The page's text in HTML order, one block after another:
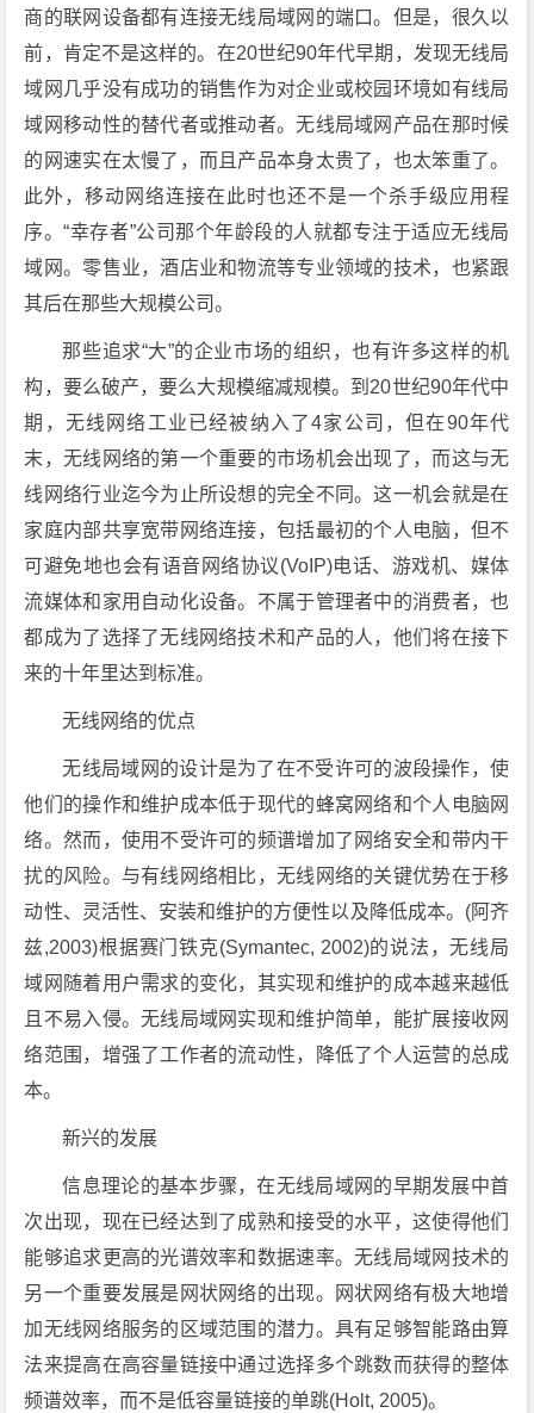
商的联网设备都有连接无线局域网的端口。但是，很久以
前，肯定不是这样的。在20世纪90年代早期，发现无线局
域网几乎没有成功的销售作为对企业或校园环境如有线局
域网移动性的替代者或推动者。无线局域网产品在那时候
的网速实在太慢了，而且产品本身太贵了，也太笨重了。
此外，移动网络连接在此时也还不是一个杀手级应用程
序。“幸存者”公司那个年龄段的人就都专注于适应无线局
域网。零售业，酒店业和物流等专业领域的技术，也紧跟
其后在那些大规模公司。
那些追求“大”的企业市场的组织，也有许多这样的机
构，要么破产，要么大规模缩减规模。到20世纪90年代中
期，无线网络工业已经被纳入了4家公司，但在90年代
末，无线网络的第一个重要的市场机会出现了，而这与无
线网络行业迄今为止所设想的完全不同。这一机会就是在
家庭内部共享宽带网络连接，包括最初的个人电脑，但不
可避免地也会有语音网络协议(VoIP)电话、游戏机、媒体
流媒体和家用自动化设备。不属于管理者中的消费者，也
都成为了选择了无线网络技术和产品的人，他们将在接下
来的十年里达到标准。
无线网络的优点
无线局域网的设计是为了在不受许可的波段操作，使
他们的操作和维护成本低于现代的蜂窝网络和个人电脑网
络。然而，使用不受许可的频谱增加了网络安全和带内干
扰的风险。与有线网络相比，无线网络的关键优势在于移
动性、灵活性、安装和维护的方便性以及降低成本。(阿齐
兹,2003)根据赛门铁克(Symantec, 2002)的说法，无线局
域网随着用户需求的变化，其实现和维护的成本越来越低
且不易入侵。无线局域网实现和维护简单，能扩展接收网
络范围，增强了工作者的流动性，降低了个人运营的总成
本。
新兴的发展
信息理论的基本步骤，在无线局域网的早期发展中首
次出现，现在已经达到了成熟和接受的水平，这使得他们
能够追求更高的光谱效率和数据速率。无线局域网技术的
另一个重要发展是网状网络的出现。网状网络有极大地增
加无线网络服务的区域范围的潜力。具有足够智能路由算
法来提高在高容量链接中通过选择多个跳数而获得的整体
频谱效率，而不是低容量链接的单跳(Holt, 2005)。